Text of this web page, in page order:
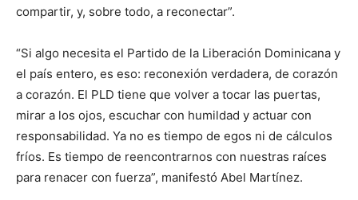
compartir, y, sobre todo, a reconectar”.
“Si algo necesita el Partido de la Liberación Dominicana y
el país entero, es eso: reconexión verdadera, de corazón
a corazón. El PLD tiene que volver a tocar las puertas,
mirar a los ojos, escuchar con humildad y actuar con
responsabilidad. Ya no es tiempo de egos ni de cálculos
fríos. Es tiempo de reencontrarnos con nuestras raíces
para renacer con fuerza”, manifestó Abel Martínez.